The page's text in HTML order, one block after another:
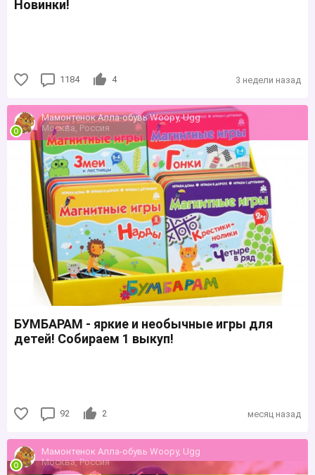
Новинки!
1184 4 3 недели назад
Мамонтенок Алла-обувь Woopy, Ugg
Москва, Россия
БУМБАРАМ - яркие и необычные игры для
детей! Собираем 1 выкуп!
92 2 месяц назад
Мамонтенок Алла-обувь Woopy, Ugg
Москва, Россия